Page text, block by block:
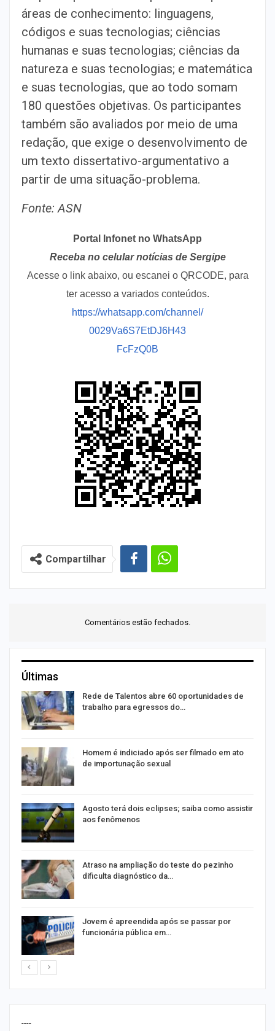
áreas de conhecimento: linguagens,
códigos e suas tecnologias; ciências
humanas e suas tecnologias; ciências da
natureza e suas tecnologias; e matemática
e suas tecnologias, que ao todo somam
180 questões objetivas. Os participantes
também são avaliados por meio de uma
redação, que exige o desenvolvimento de
um texto dissertativo-argumentativo a
partir de uma situação-problema.
Fonte: ASN
Portal Infonet no WhatsApp
Receba no celular notícias de Sergipe
Acesse o link abaixo, ou escanei o QRCODE, para
ter acesso a variados conteúdos.
https://whatsapp.com/channel/
0029Va6S7EtDJ6H43
FcFzQ0B
Compartilhar
Comentários estão fechados.
Últimas
Rede de Talentos abre 60 oportunidades de
trabalho para egressos do…
Homem é indiciado após ser filmado em ato
de importunação sexual
Agosto terá dois eclipses; saiba como assistir
aos fenômenos
Atraso na ampliação do teste do pezinho
dificulta diagnóstico da…
Jovem é apreendida após se passar por
funcionária pública em…
----